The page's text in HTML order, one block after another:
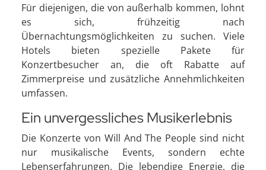
Für diejenigen, die von außerhalb kommen, lohnt
es sich, frühzeitig nach
Übernachtungsmöglichkeiten zu suchen. Viele
Hotels bieten spezielle Pakete für
Konzertbesucher an, die oft Rabatte auf
Zimmerpreise und zusätzliche Annehmlichkeiten
umfassen.
Ein unvergessliches Musikerlebnis
Die Konzerte von Will And The People sind nicht
nur musikalische Events, sondern echte
Lebenserfahrungen. Die lebendige Energie, die